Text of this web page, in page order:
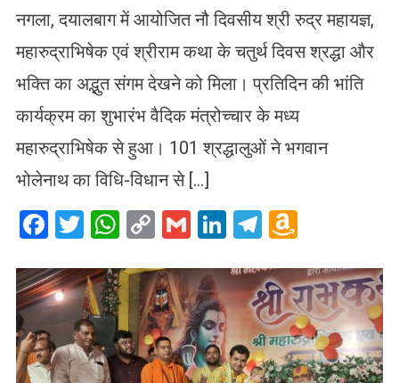
नगला, दयालबाग में आयोजित नौ दिवसीय श्री रुद्र महायज्ञ,
महारुद्राभिषेक एवं श्रीराम कथा के चतुर्थ दिवस श्रद्धा और
भक्ति का अद्भुत संगम देखने को मिला। प्रतिदिन की भांति
कार्यक्रम का शुभारंभ वैदिक मंत्रोच्चार के मध्य
महारुद्राभिषेक से हुआ। 101 श्रद्धालुओं ने भगवान
भोलेनाथ का विधि-विधान से […]
Facebook
Twitter
WhatsApp
CopyGmailLinkedIn
Telegram
List